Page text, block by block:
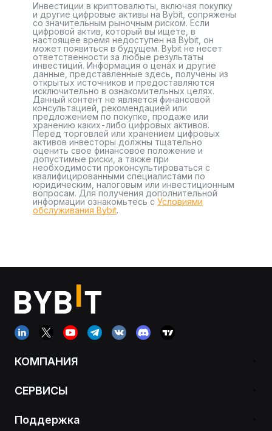
Инвестиции в криптовалюты, включая покупку
и другие цифровые активы на Bybit, сопряжены
со значительным рыночным риском. Если
цифровой актив, который вы ищете, в
настоящее время недоступен на Bybit, он
может появиться в будущем. Bybit не несет
ответственности за любые результаты
инвестиций. Информация о ценах и другие
данные, представленные здесь, получены из
открытых источников и предоставляются
исключительно в ознакомительных целях.
Данный контент не является финансовой
консультацией, рекомендацией или
предложением по покупке, продаже или
хранению каких-либо цифровых активов.
Перед торговлей или хранением цифровых
активов инвесторы должны тщательно
оценить свое финансовое положение и
допустимые риски, а также при
необходимости проконсультироваться с
квалифицированными специалистами по
юридическим, налоговым или инвестиционным
вопросам. Для получения дополнительной
информации ознакомьтесь с Условиями
обслуживания Bybit.
КОМПАНИЯ
СЕРВИСЫ
Поддержка